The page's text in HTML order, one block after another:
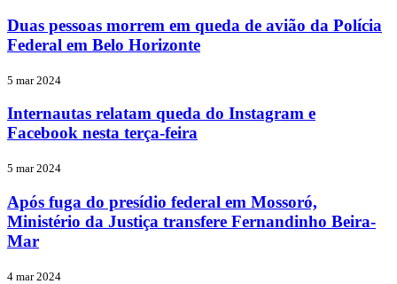
Duas pessoas morrem em queda de avião da Polícia
Federal em Belo Horizonte
5 mar 2024
Internautas relatam queda do Instagram e
Facebook nesta terça-feira
5 mar 2024
Após fuga do presídio federal em Mossoró,
Ministério da Justiça transfere Fernandinho Beira-
Mar
4 mar 2024